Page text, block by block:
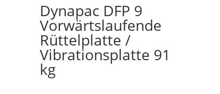
Dynapac DFP 9
Vorwärtslaufende
Rüttelplatte /
Vibrationsplatte 91
kg